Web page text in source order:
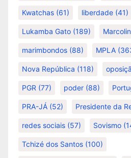
Kwatchas (61) liberdade (41)
Lukamba Gato (189)
marimbondos (88) MPLA
Nova República (118)
PGR (77) poder (88)
PRA-JÁ (52) Presidente da
redes sociais (57) Sovismo
Tchizé dos Santos (100)